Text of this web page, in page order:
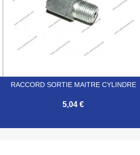
RACCORD SORTIE MAITRE CYLINDRE
5,04 €